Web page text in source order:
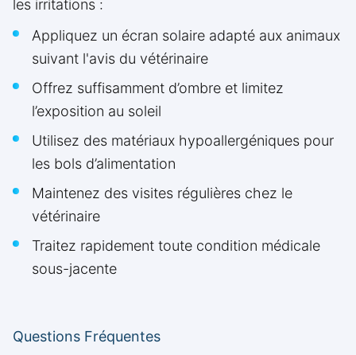
les irritations :
Appliquez un écran solaire adapté aux animaux
suivant l'avis du vétérinaire
Offrez suffisamment d’ombre et limitez
l’exposition au soleil
Utilisez des matériaux hypoallergéniques pour
les bols d’alimentation
Maintenez des visites régulières chez le
vétérinaire
Traitez rapidement toute condition médicale
sous-jacente
Questions Fréquentes